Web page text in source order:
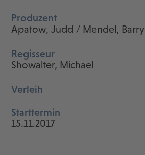
Produzent
Apatow, Judd / Mendel, Barry
Regisseur
Showalter, Michael
Verleih
Starttermin
15.11.2017